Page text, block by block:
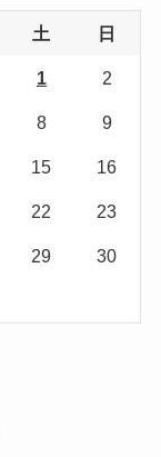
土 日
1 2
8 9
15 16
22 23
29 30